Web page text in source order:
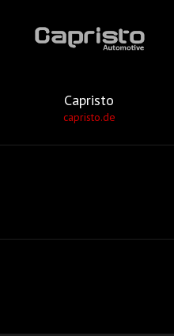
Capristo
capristo.de